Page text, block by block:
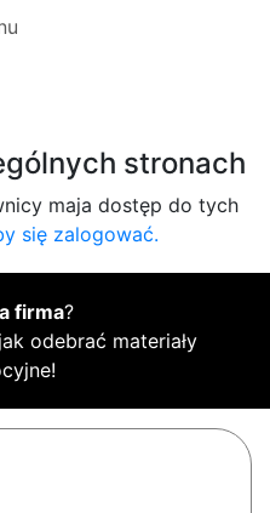
stronach
maja dostęp do tych
się zalogować.
firma?
odebrać materiały